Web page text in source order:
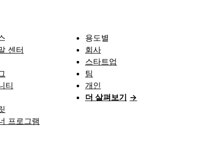
센터
티
프로그램
용도별
회사
스타트업
팀
개인
더 살펴보기 →